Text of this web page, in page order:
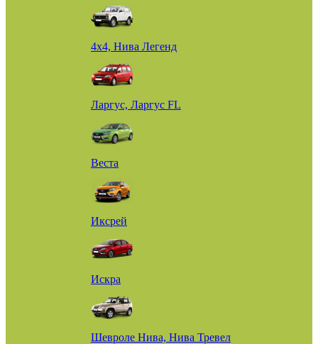
4х4, Нива Легенд
Ларгус, Ларгус FL
Веста
Иксрей
Искра
Шевроле Нива, Нива Тревел